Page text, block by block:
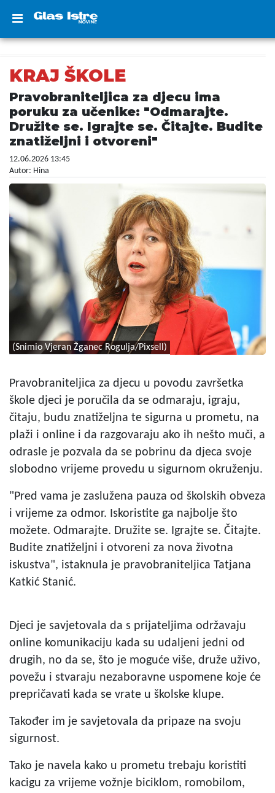
KRAJ ŠKOLE
Pravobraniteljica za djecu ima
poruku za učenike: "Odmarajte.
Družite se. Igrajte se. Čitajte. Budite
znatiželjni i otvoreni"
12.06.2026 13:45
Autor: Hina
(Snimio Vjeran Žganec Rogulja/Pixsell)
Pravobraniteljica za djecu u povodu završetka
škole djeci je poručila da se odmaraju, igraju,
čitaju, budu znatiželjna te sigurna u prometu, na
plaži i online i da razgovaraju ako ih nešto muči, a
odrasle je pozvala da se pobrinu da djeca svoje
slobodno vrijeme provedu u sigurnom okruženju.
"Pred vama je zaslužena pauza od školskih obveza
i vrijeme za odmor. Iskoristite ga najbolje što
možete. Odmarajte. Družite se. Igrajte se. Čitajte.
Budite znatiželjni i otvoreni za nova životna
iskustva", istaknula je pravobraniteljica Tatjana
Katkić Stanić.
Djeci je savjetovala da s prijateljima održavaju
online komunikaciju kada su udaljeni jedni od
drugih, no da se, što je moguće više, druže uživo,
povežu i stvaraju nezaboravne uspomene koje će
prepričavati kada se vrate u školske klupe.
Također im je savjetovala da pripaze na svoju
sigurnost.
Tako je navela kako u prometu trebaju koristiti
kacigu za vrijeme vožnje biciklom, romobilom,